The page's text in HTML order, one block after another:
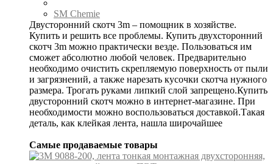
SM Chemie
Двусторонний скотч 3m – помощник в хозяйстве.
Купить и решить все проблемы. Купить двухсторонний
скотч 3m можно практически везде. Пользоваться им
сможет абсолютно любой человек. Предварительно
необходимо очистить скрепляемую поверхность от пыли
и загрязнений, а также нарезать кусочки скотча нужного
размера. Трогать руками липкий слой запрещено.Купить
двусторонний скотч можно в интернет-магазине. При
необходимости можно воспользоваться доставкой.Такая
деталь, как клейкая лента, нашла широчайшее
Самые продаваемые товары